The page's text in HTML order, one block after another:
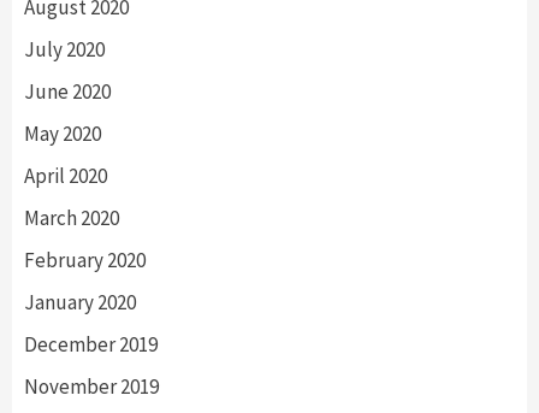
August 2020
July 2020
June 2020
May 2020
April 2020
March 2020
February 2020
January 2020
December 2019
November 2019